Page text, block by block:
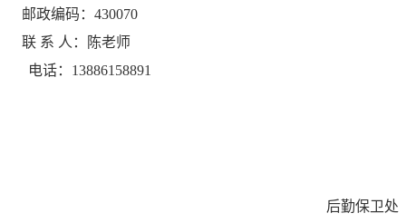
邮政编码： 430070
联 系 人：陈老师
电话： 13886158891
后勤保卫处